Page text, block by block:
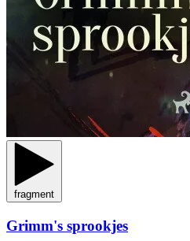
fragment
Grimm's sprookjes